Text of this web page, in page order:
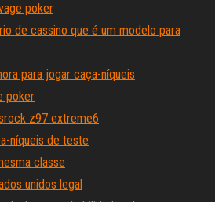
poker
de cassino que é um modelo para
para jogar caça-níqueis
poker
z97 extreme6
níqueis de teste
classe
unidos legal